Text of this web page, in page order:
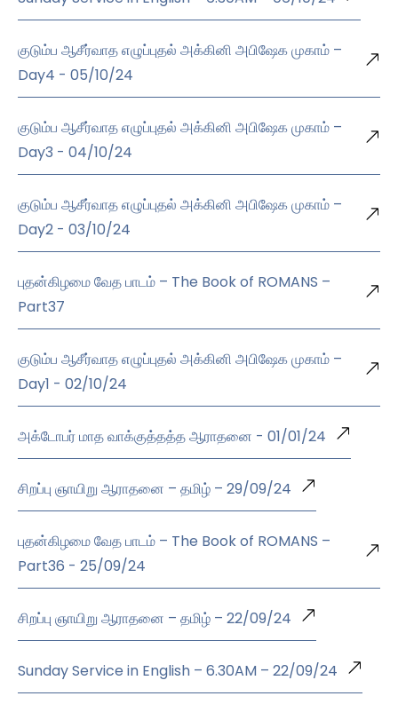
குடும்ப ஆசீர்வாத எழுப்புதல் அக்கினி அபிஷேக முகாம் –
Day4 - 05/10/24
குடும்ப ஆசீர்வாத எழுப்புதல் அக்கினி அபிஷேக முகாம் –
Day3 - 04/10/24
குடும்ப ஆசீர்வாத எழுப்புதல் அக்கினி அபிஷேக முகாம் –
Day2 - 03/10/24
புதன்கிழமை வேத பாடம் – The Book of ROMANS –
Part37
குடும்ப ஆசீர்வாத எழுப்புதல் அக்கினி அபிஷேக முகாம் –
Day1 - 02/10/24
அக்டோபர் மாத வாக்குத்தத்த ஆராதனை - 01/01/24
சிறப்பு ஞாயிறு ஆராதனை – தமிழ் – 29/09/24
புதன்கிழமை வேத பாடம் – The Book of ROMANS –
Part36 - 25/09/24
சிறப்பு ஞாயிறு ஆராதனை – தமிழ் – 22/09/24
Sunday Service in English – 6.30AM – 22/09/24